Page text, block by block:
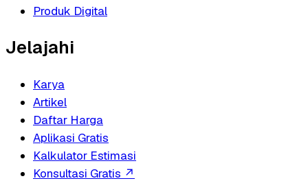
Produk Digital
Jelajahi
Karya
Artikel
Daftar Harga
Aplikasi Gratis
Kalkulator Estimasi
Konsultasi Gratis ↗